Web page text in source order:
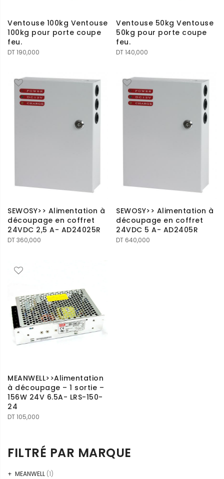
Ventouse 100kg Ventouse
100kg pour porte coupe
feu.
DT190,000
Ventouse 50kg Ventouse
50kg pour porte coupe
feu.
DT140,000
SEWOSY>> Alimentation à
découpage en coffret
24VDC 2,5 A- AD24025R
DT360,000
SEWOSY>> Alimentation à
découpage en coffret
24VDC 5 A- AD2405R
DT 640,000
MEANWELL>>Alimentation
à découpage – 1 sortie –
156W 24V 6.5A- LRS-150-
24
DT105,000
FILTRÉ PAR MARQUE
MEANWELL (1)